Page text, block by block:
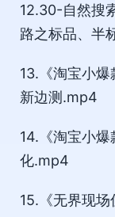
12.30-自然搜
路之标品、半
13.《淘宝小
新边测.mp4
14.《淘宝小
化.mp4
15.《无界现